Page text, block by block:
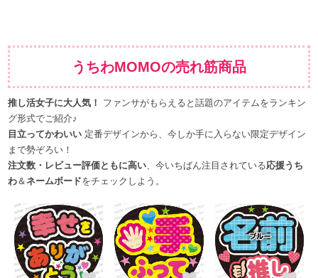
うちわMOMOの売れ筋商品
推し活女子に大人気！
ファンサがもらえると話題のアイテムをランキン
グ形式でご紹介♪
目立ってかわいい 定番デザインから、今しか手に入らない限定デザイン
まで勢ぞろい！
注文数・レビュー評価ともに高い、今いちばん注目されている応援うち
わ＆ネームボードをチェックしよう。